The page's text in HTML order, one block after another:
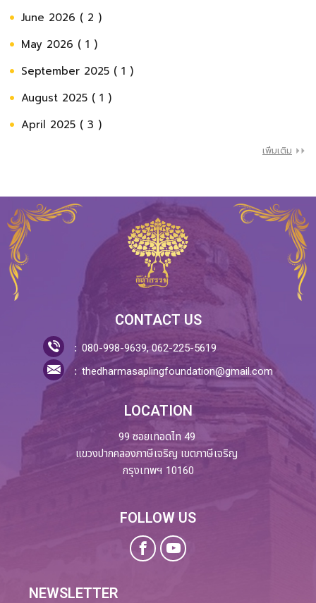
June 2026 ( 2 )
May 2026 ( 1 )
September 2025 ( 1 )
August 2025 ( 1 )
April 2025 ( 3 )
เพิ่มเติม
CONTACT US
080-998-9639, 062-225-5619
thedharmasaplingfoundation@gmail.com
LOCATION
99 ซอยเทอดไท 49
แขวงปากคลองภาษีเจริญ เขตภาษีเจริญ
กรุงเทพฯ 10160
FOLLOW US
NEWSLETTER